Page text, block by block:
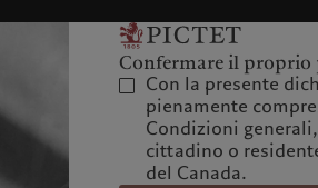
Confermare il
Con la presente
pienamente
Condizioni
cittadino o
del Canada.